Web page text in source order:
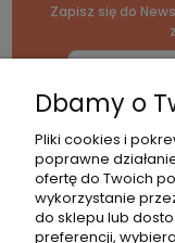
Zapisz się do
*Zapisując się,
Kategorie
Dbamy o
Pliki cookies i
poprawne
ofertę do Twoich
wykorzystanie
do sklepu lub
preferencji,